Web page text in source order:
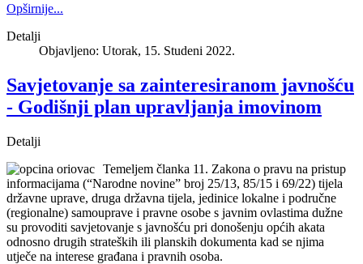
Opširnije...
Detalji
Objavljeno: Utorak, 15. Studeni 2022.
Savjetovanje sa zainteresiranom javnošću
- Godišnji plan upravljanja imovinom
Detalji
Temeljem članka 11. Zakona o pravu na pristup
informacijama (“Narodne novine” broj 25/13, 85/15 i 69/22) tijela
državne uprave, druga državna tijela, jedinice lokalne i područne
(regionalne) samouprave i pravne osobe s javnim ovlastima dužne
su provoditi savjetovanje s javnošću pri donošenju općih akata
odnosno drugih strateških ili planskih dokumenta kad se njima
utječe na interese građana i pravnih osoba.